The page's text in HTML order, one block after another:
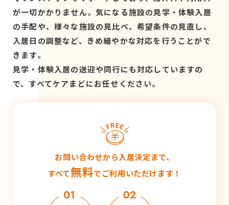
が一切かかりません。気になる施設の見学・体験入居
の手配や、様々な施設の見比べ、希望条件の見直し、
入居日の調整など、きめ細やかな対応を行うことがで
きます。
見学・体験入居の送迎や同行にも対応していますの
で、すべてケアまどにお任せください。
お問い合わせから入居決定まで、
すべて無料でご利用いただけます！